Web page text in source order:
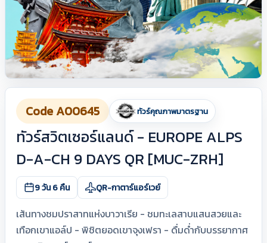
Code A00645 ทัวร์คุณภาพมาตรฐาน
ทัวร์สวิตเซอร์แลนด์ - EUROPE ALPS
D-A-CH 9 DAYS QR [MUC-ZRH]
9 วัน 6 คืน QR-กาตาร์แอร์เวย์
เส้นทางชมปราสาทแห่งบาวาเรีย - ชมทะเลสาบแสนสวยและ
เทือกเขาแอล์ป - พิชิตยอดเขาจุงเฟรา - ดื่มด่ำกับบรรยากาศ